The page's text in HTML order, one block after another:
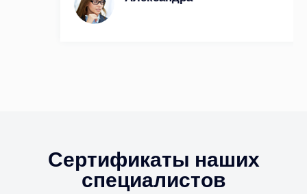
Сертификаты наших
специалистов